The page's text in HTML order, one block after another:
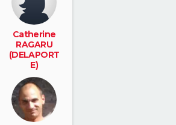
Catherine
RAGARU
(DELAPORT
E)